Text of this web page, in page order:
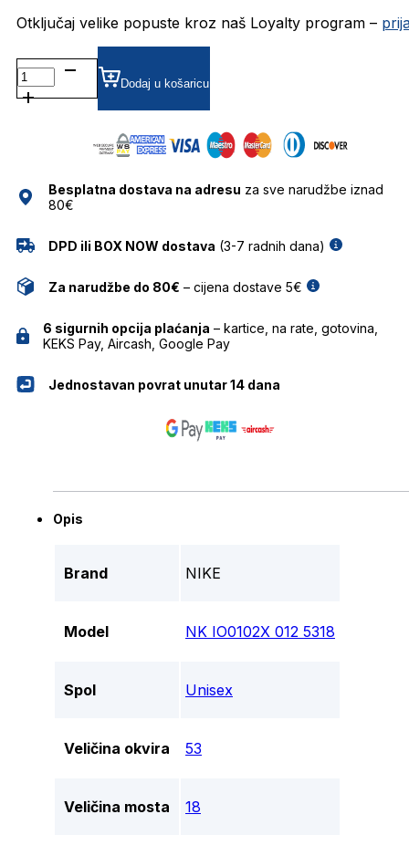
Otključaj velike popuste kroz naš Loyalty program –
NKIO0102X012
SUNČANE
NAOČALE
Dodaj u košaricu
Besplatna dostava na adresu za sve narudžbe iznad
80€
DPD ili BOX NOW dostava (3-7 radnih dana)
Za narudžbe do 80€ – cijena dostave 5€
6 sigurnih opcija plaćanja – kartice, na rate, gotovina,
KEKS Pay, Aircash, Google Pay
Jednostavan povrat unutar 14 dana
Opis
Brand NIKE
Model NK IO0102X 012 5318
Spol Unisex
Veličina okvira 53
Veličina mosta 18